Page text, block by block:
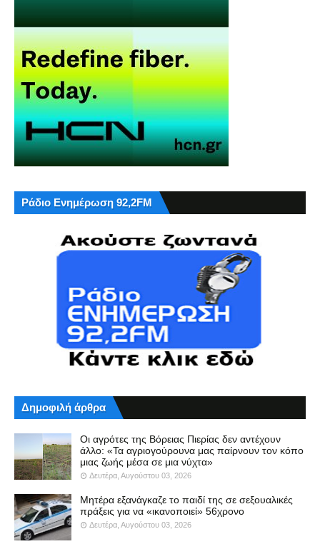
Ράδιο Ενημέρωση 92,2FM
Δημοφιλή άρθρα
Οι αγρότες της Βόρειας Πιερίας δεν αντέχουν
άλλο: «Τα αγριογούρουνα μας παίρνουν τον κόπο
μιας ζωής μέσα σε μια νύχτα»
Δευτέρα, Αυγούστου 03, 2026
Μητέρα εξανάγκαζε το παιδί της σε σεξουαλικές
πράξεις για να «ικανοποιεί» 56χρονο
Δευτέρα, Αυγούστου 03, 2026